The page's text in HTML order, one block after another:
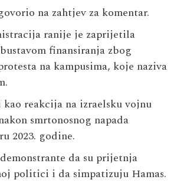
na zahtjev za komentar.
ranije je zaprijetila
finansiranja zbog
na kampusima, koje naziva
reakcija na izraelsku vojnu
smrtonosnog napada
2023. godine.
da su prijetnja
politici i da simpatizuju Hamas.